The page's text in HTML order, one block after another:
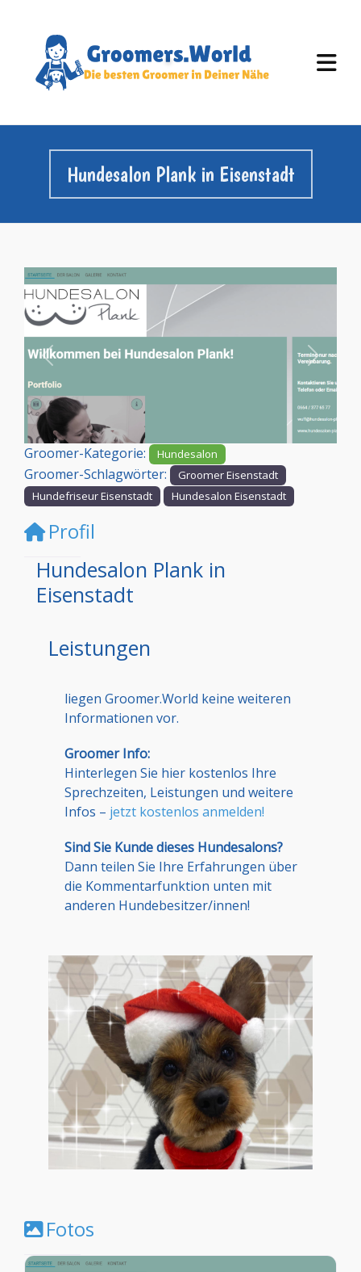
Hundesalon Plank in Eisenstadt
Vorheriges
Groomer-Kategorie: Hundesalon
Groomer-Schlagwörter:
Groomer Eisenstadt
Hundefriseur Eisenstadt
Hundesalon Eisenstadt
Profil
Hundesalon Plank in
Eisenstadt
Leistungen
liegen Groomer.World keine weiteren
Informationen vor.
Groomer Info:
Hinterlegen Sie hier kostenlos Ihre
Sprechzeiten, Leistungen und weitere
Infos – jetzt kostenlos anmelden!
Sind Sie Kunde dieses Hundesalons?
Dann teilen Sie Ihre Erfahrungen über
die Kommentarfunktion unten mit
anderen Hundebesitzer/innen!
Fotos